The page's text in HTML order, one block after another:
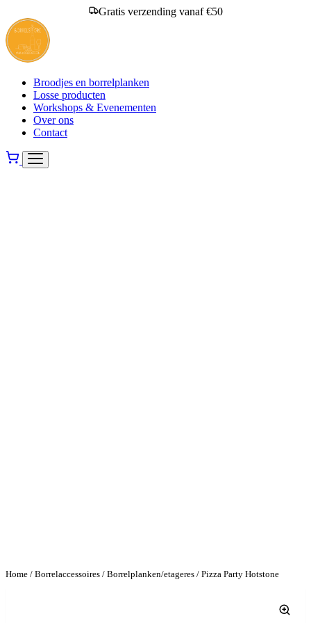
Gratis verzending vanaf €50
Broodjes en borrelplanken
Losse producten
Workshops & Evenementen
Over ons
Contact
Home / Borrelaccessoires / Borrelplanken/etageres / Pizza Party Hotstone